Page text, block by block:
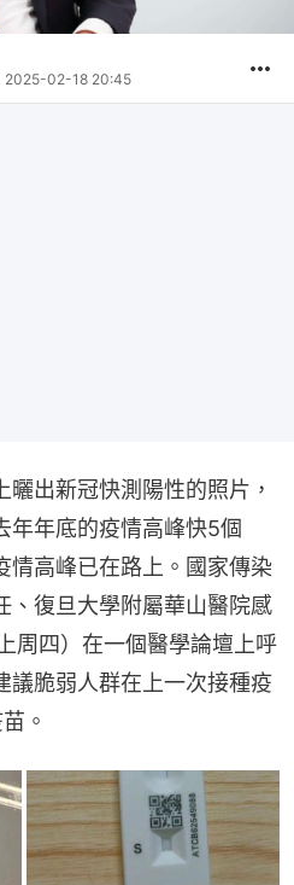
2025-02-18 20:45
出新冠快測陽性的照片，
年年底的疫情高峰快5個
情高峰已在路上。國家傳染
、復旦大學附屬華山醫院感
周四）在一個醫學論壇上呼
議脆弱人群在上一次接種疫
。